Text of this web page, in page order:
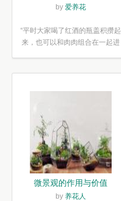
木塞diy多肉植物盆栽
by 爱养花
“平时大家喝了红酒的瓶盖积攒起
来，也可以和肉肉组合在一起进
微景观的作用与价值
by 养花人